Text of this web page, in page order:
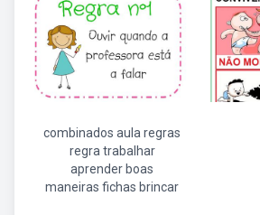
combinados aula regras
regra trabalhar
aprender boas
maneiras fichas brincar